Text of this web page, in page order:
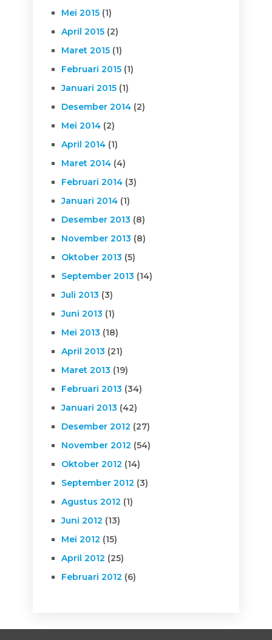
Mei 2015(1)
April 2015(2)
Maret 2015(1)
Februari 2015(1)
Januari 2015(1)
Desember 2014(2)
Mei 2014(2)
April 2014(1)
Maret 2014(4)
Februari 2014(3)
Januari 2014(1)
Desember 2013 (8)
November 2013 (8)
Oktober 2013 (5)
September 2013 (14)
Juli 2013 (3)
Juni 2013 (1)
Mei 2013 (18)
April 2013 (21)
Maret 2013 (19)
Februari 2013 (34)
Januari 2013 (42)
Desember 2012 (27)
November 2012 (54)
Oktober 2012 (14)
September 2012 (3)
Agustus 2012 (1)
Juni 2012 (13)
Mei 2012 (15)
April 2012 (25)
Februari 2012 (6)